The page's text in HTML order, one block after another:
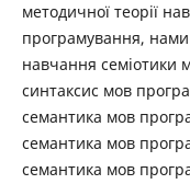
методичної теорії
програмування, нами
навчання семіотики
синтаксис мов
семантика мов
семантика мов
семантика мов